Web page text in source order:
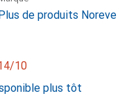
de produits Noreve
10
plus tôt